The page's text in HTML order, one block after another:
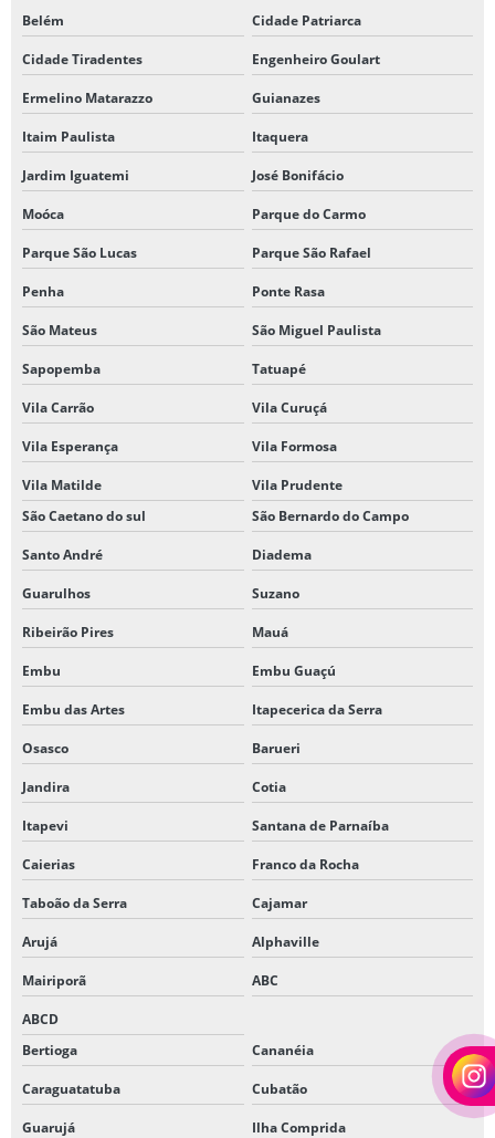
Belém Cidade Patriarca
Cidade Tiradentes Engenheiro Goulart
Ermelino Matarazzo Guianazes
Itaim Paulista Itaquera
Jardim Iguatemi José Bonifácio
Moóca Parque do Carmo
Parque São Lucas Parque São Rafael
Penha Ponte Rasa
São Mateus São Miguel Paulista
Sapopemba Tatuapé
Vila Carrão Vila Curuçá
Vila Esperança Vila Formosa
Vila Matilde
Vila Prudente
São Caetano do sul
São Bernardo do Campo
Santo André Diadema
Guarulhos Suzano
Ribeirão Pires Mauá
Embu Embu Guaçú
Embu das Artes Itapecerica da Serra
Osasco Barueri
Jandira Cotia
Itapevi Santana de Parnaíba
Caierias Franco da Rocha
Taboão da Serra Cajamar
Arujá Alphaville
Mairiporã ABC
ABCD
Bertioga
Cananéia
Caraguatatuba Cubatão
Guarujá Ilha Comprida